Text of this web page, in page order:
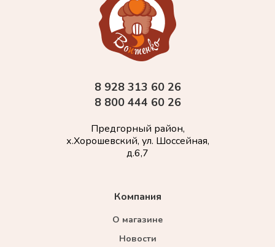
Компания
О магазине
Новости
8 928 313 60 26
8 800 444 60 26
Предгорный район,
х.Хорошевский, ул. Шоссейная,
д.6,7